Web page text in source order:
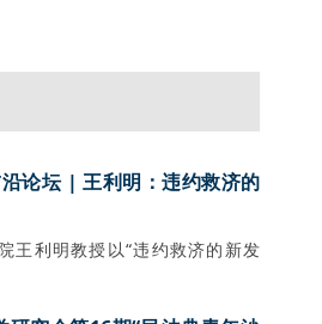
论坛 | 王利明：违约救济的
王利明教授以“违约救济的新发